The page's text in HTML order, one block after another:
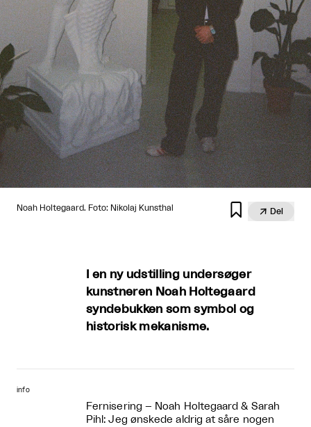
Noah Holtegaard. Foto: Nikolaj Kunsthal   Del
I en ny udstilling undersøger
kunstneren Noah Holtegaard
syndebukken som symbol og
historisk mekanisme.
info
Fernisering – Noah Holtegaard & Sarah
Pihl: Jeg ønskede aldrig at såre nogen